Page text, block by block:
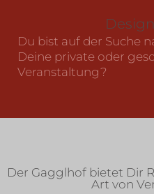
content
Du bist auf der Suche
Deine private oder
Veranstaltung?
Der Gagglhof bietet Dir
Art von
Home
Geschichte
Vermietung